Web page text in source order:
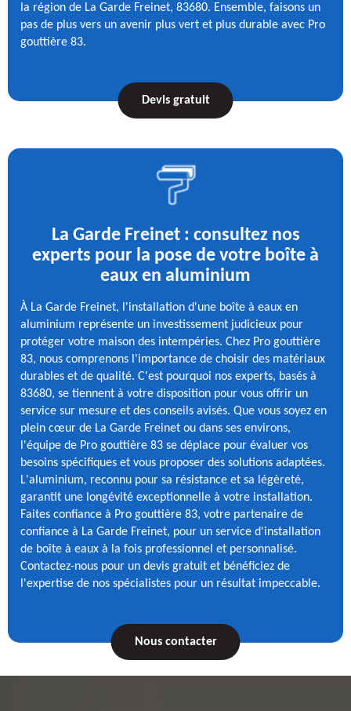
la région de La Garde Freinet, 83680. Ensemble, faisons un
pas de plus vers un avenir plus vert et plus durable avec Pro
gouttière 83.
Devis gratuit
La Garde Freinet : consultez nos
experts pour la pose de votre boîte à
eaux en aluminium
À La Garde Freinet, l'installation d'une boîte à eaux en
aluminium représente un investissement judicieux pour
protéger votre maison des intempéries. Chez Pro gouttière
83, nous comprenons l'importance de choisir des matériaux
durables et de qualité. C'est pourquoi nos experts, basés à
83680, se tiennent à votre disposition pour vous offrir un
service sur mesure et des conseils avisés. Que vous soyez en
plein cœur de La Garde Freinet ou dans ses environs,
l'équipe de Pro gouttière 83 se déplace pour évaluer vos
besoins spécifiques et vous proposer des solutions adaptées.
L'aluminium, reconnu pour sa résistance et sa légèreté,
garantit une longévité exceptionnelle à votre installation.
Faites confiance à Pro gouttière 83, votre partenaire de
confiance à La Garde Freinet, pour un service d'installation
de boîte à eaux à la fois professionnel et personnalisé.
Contactez-nous pour un devis gratuit et bénéficiez de
l'expertise de nos spécialistes pour un résultat impeccable.
Nous contacter